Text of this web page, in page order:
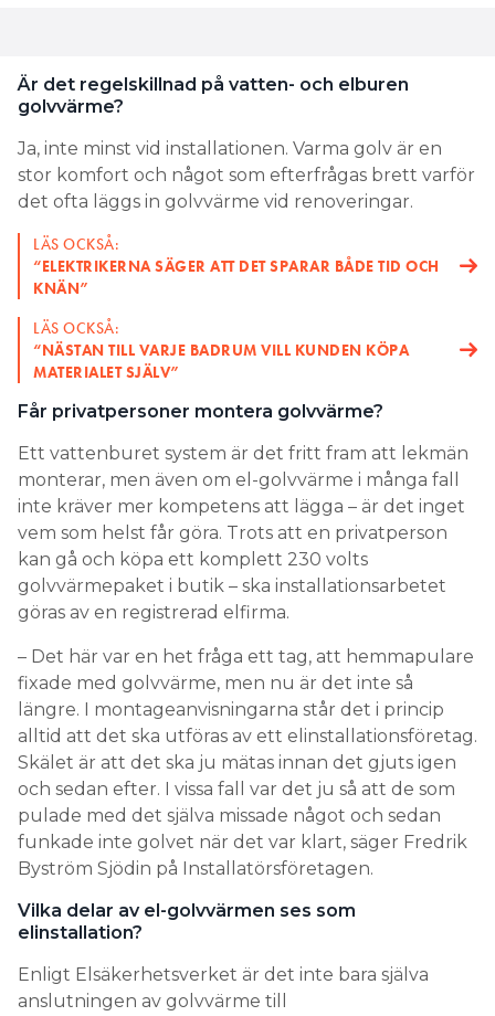
Är det regelskillnad på vatten- och elburen
golvvärme?
Ja, inte minst vid installationen. Varma golv är en
stor komfort och något som efterfrågas brett varför
det ofta läggs in golvvärme vid renoveringar.
LÄS OCKSÅ:
“ELEKTRIKERNA SÄGER ATT DET SPARAR BÅDE TID OCH
KNÄN”
LÄS OCKSÅ:
“NÄSTAN TILL VARJE BADRUM VILL KUNDEN KÖPA
MATERIALET SJÄLV”
Får privatpersoner montera golvvärme?
Ett vattenburet system är det fritt fram att lekmän
monterar, men även om el-golvvärme i många fall
inte kräver mer kompetens att lägga – är det inget
vem som helst får göra. Trots att en privatperson
kan gå och köpa ett komplett 230 volts
golvvärmepaket i butik – ska installationsarbetet
göras av en registrerad elfirma.
– Det här var en het fråga ett tag, att hemmapulare
fixade med golvvärme, men nu är det inte så
längre. I montageanvisningarna står det i princip
alltid att det ska utföras av ett elinstallationsföretag.
Skälet är att det ska ju mätas innan det gjuts igen
och sedan efter. I vissa fall var det ju så att de som
pulade med det själva missade något och sedan
funkade inte golvet när det var klart, säger Fredrik
Byström Sjödin på Installatörsföretagen.
Vilka delar av el-golvvärmen ses som
elinstallation?
Enligt Elsäkerhetsverket är det inte bara själva
anslutningen av golvvärme till